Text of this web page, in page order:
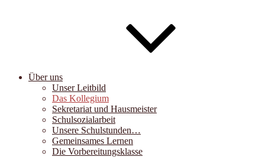
Über uns
Unser Leitbild
Das Kollegium
Sekretariat und Hausmeister
Schulsozialarbeit
Unsere Schulstunden…
Gemeinsames Lernen
Die Vorbereitungsklasse